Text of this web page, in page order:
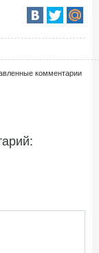
комментарии